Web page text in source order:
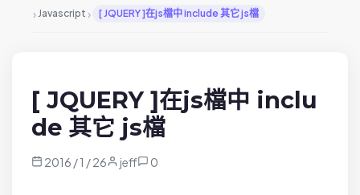
›Javascript › [ JQUERY ]在js檔中 include 其它 js檔
[ JQUERY ]在js檔中 inclu
de 其它 js檔
2016 / 1 / 26 jeff 0